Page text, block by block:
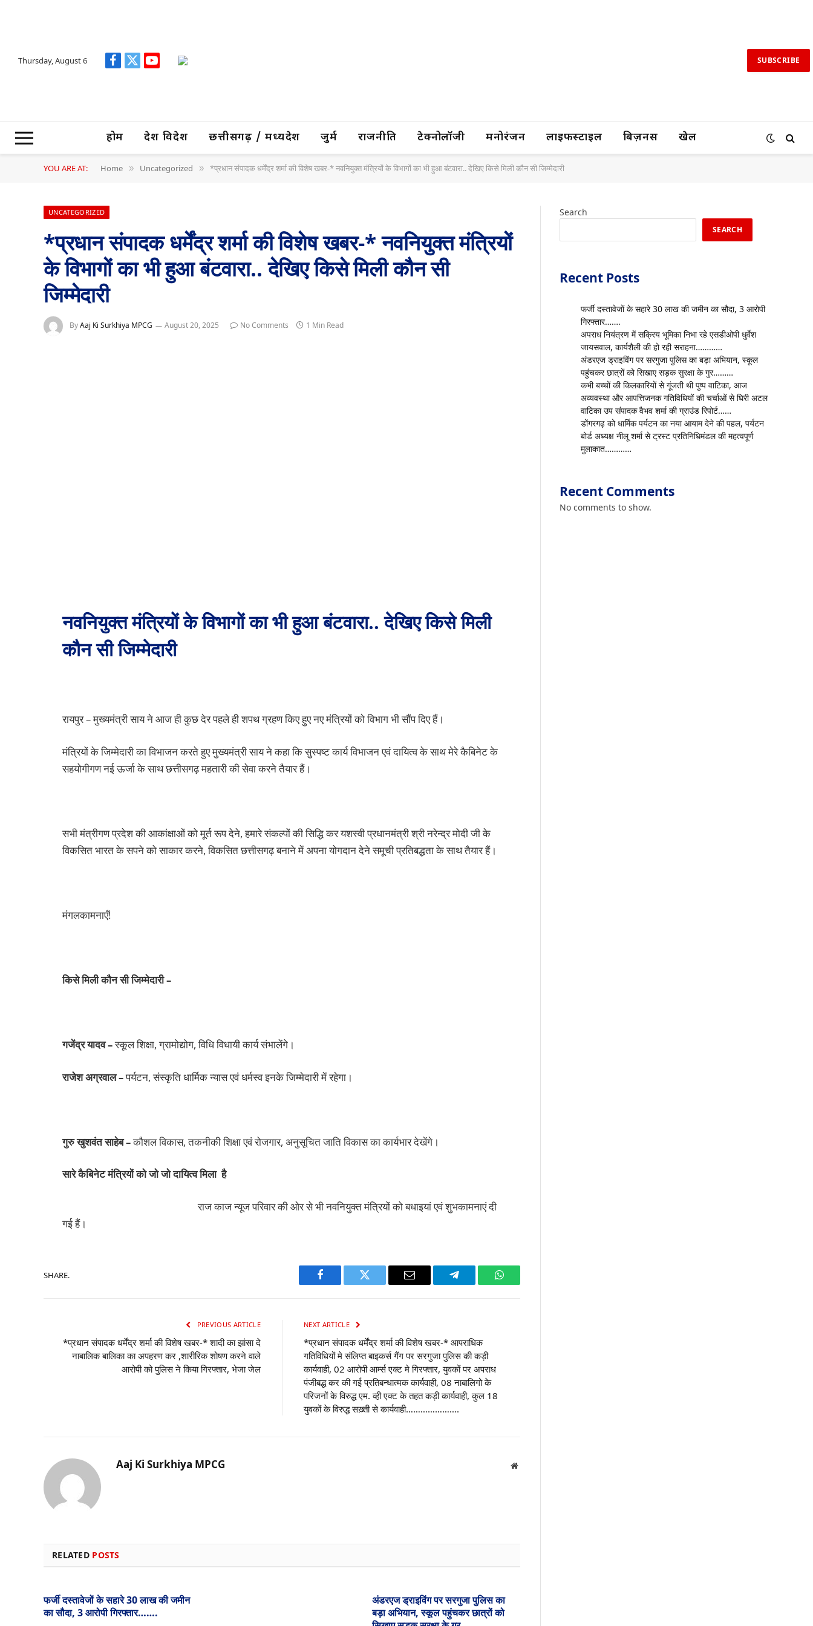
Thursday, August 6 Facebook
X
YouTube SUBSCRIBE
होम देश विदेश छत्तीसगढ़ / मध्यप्रदेश जुर्म राजनीति टेक्नोलॉजी मनोरंजन लाइफस्टाइल बिज़नस खेल
YOU ARE AT: Home » Uncategorized » *प्रधान संपादक धर्मेंद्र शर्मा की विशेष खबर-* नवनियुक्त मंत्रियों के विभागों का भी हुआ बंटवारा.. देखिए किसे मिली कौन सी जिम्मेदारी
UNCATEGORIZED
*प्रधान संपादक धर्मेंद्र शर्मा की विशेष खबर-* नवनियुक्त मंत्रियों
के विभागों का भी हुआ बंटवारा.. देखिए किसे मिली कौन सी
जिम्मेदारी
ByAaj Ki Surkhiya MPCG August 20, 2025 No Comments 1 Min Read
नवनियुक्त मंत्रियों के विभागों का भी हुआ बंटवारा.. देखिए किसे मिली
कौन सी जिम्मेदारी
रायपुर – मुख्यमंत्री साय ने आज ही कुछ देर पहले ही शपथ ग्रहण किए हुए नए मंत्रियों को विभाग भी सौंप दिए हैं।
मंत्रियों के जिम्मेदारी का विभाजन करते हुए मुख्यमंत्री साय ने कहा कि सुस्पष्ट कार्य विभाजन एवं दायित्व के साथ मेरे कैबिनेट के
सहयोगीगण नई ऊर्जा के साथ छत्तीसगढ़ महतारी की सेवा करने तैयार हैं।
सभी मंत्रीगण प्रदेश की आकांक्षाओं को मूर्त रूप देने, हमारे संकल्पों की सिद्धि कर यशस्वी प्रधानमंत्री श्री नरेन्द्र मोदी जी के
विकसित भारत के सपने को साकार करने, विकसित छत्तीसगढ़ बनाने में अपना योगदान देने समूची प्रतिबद्धता के साथ तैयार हैं।
मंगलकामनाएँ!
किसे मिली कौन सी जिम्मेदारी –
गजेंद्र यादव –स्कूल शिक्षा, ग्रामोद्योग, विधि विधायी कार्य संभालेंगे।
राजेश अग्रवाल –पर्यटन, संस्कृति धार्मिक न्यास एवं धर्मस्व इनके जिम्मेदारी में रहेगा।
गुरु खुशवंत साहेब –कौशल विकास, तकनीकी शिक्षा एवं रोजगार, अनुसूचित जाति विकास का कार्यभार देखेंगे।
सारे कैबिनेट मंत्रियों को जो जो दायित्व मिला है
राज काज न्यूज परिवार की ओर से भी नवनियुक्त मंत्रियों को बधाइयां एवं शुभकामनाएं दी
गई हैं।
SHARE.
Facebook Twitter Email Telegram WhatsApp
PREVIOUS ARTICLE
*प्रधान संपादक धर्मेंद्र शर्मा की विशेष खबर-* शादी का झांसा दे
नाबालिक बालिका का अपहरण कर ,शारीरिक शोषण करने वाले
आरोपी को पुलिस ने किया गिरफ्तार, भेजा जेल
NEXT ARTICLE
*प्रधान संपादक धर्मेंद्र शर्मा की विशेष खबर-* आपराधिक
गतिविधियों मे संलिप्त बाइकर्स गैंग पर सरगुजा पुलिस की कड़ी
कार्यवाही, 02 आरोपी आर्म्स एक्ट मे गिरफ्तार, युवकों पर अपराध
पंजीबद्ध कर की गई प्रतिबन्धात्मक कार्यवाही, 08 नाबालिगो के
परिजनों के विरुद्ध एम. व्ही एक्ट के तहत कड़ी कार्यवाही, कुल 18
युवकों के विरुद्ध सख़्ती से कार्यवाही………………….
Aaj Ki Surkhiya MPCG Website
RELATED POSTS
फर्जी दस्तावेजों के सहारे 30 लाख की जमीन
का सौदा, 3 आरोपी गिरफ्तार…….
अंडरएज ड्राइविंग पर सरगुजा पुलिस का
बड़ा अभियान, स्कूल पहुंचकर छात्रों को
Search
SEARCH
Recent Posts
फर्जी दस्तावेजों के सहारे 30 लाख की जमीन का सौदा, 3 आरोपी
गिरफ्तार…….
अपराध नियंत्रण में सक्रिय भूमिका निभा रहे एसडीओपी धुर्वेश
जायसवाल, कार्यशैली की हो रही सराहना…………
अंडरएज ड्राइविंग पर सरगुजा पुलिस का बड़ा अभियान, स्कूल
पहुंचकर छात्रों को सिखाए सड़क सुरक्षा के गुर………
कभी बच्चों की किलकारियों से गूंजती थी पुष्प वाटिका, आज
अव्यवस्था और आपत्तिजनक गतिविधियों की चर्चाओं से घिरी अटल
वाटिका उप संपादक वैभव शर्मा की ग्राउंड रिपोर्ट……
डोंगरगढ़ को धार्मिक पर्यटन का नया आयाम देने की पहल, पर्यटन
बोर्ड अध्यक्ष नीलू शर्मा से ट्रस्ट प्रतिनिधिमंडल की महत्वपूर्ण
मुलाकात…………
Recent Comments
No comments to show.